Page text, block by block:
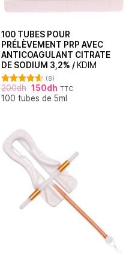
100 TUBES POUR
PRÉLÈVEMENT PRP AVEC
ANTICOAGULANT CITRATE
DE SODIUM 3,2% / KDIM
Note4.63
sur 5
(8)
200dh 150dh TTC
100 tubes de 5ml